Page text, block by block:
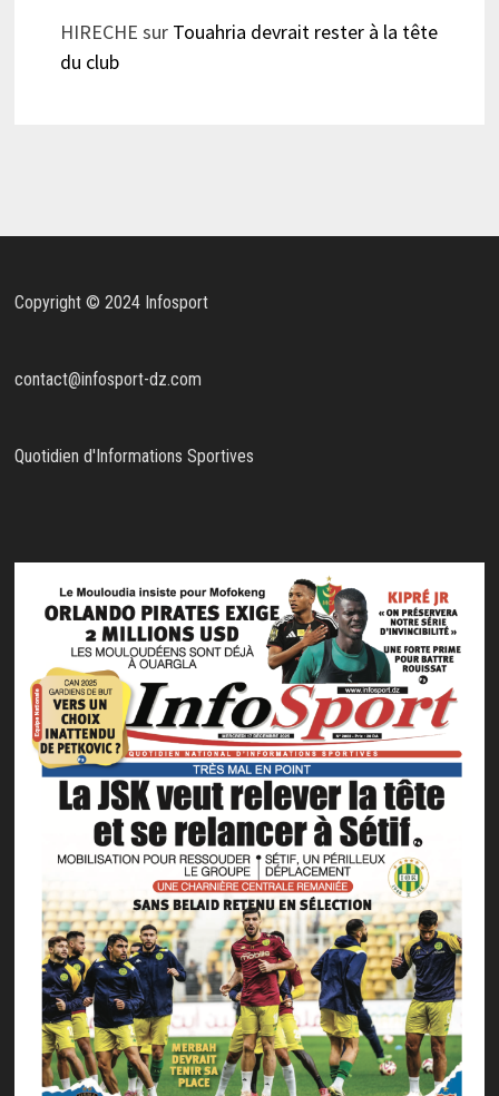
HIRECHE sur Touahria devrait rester à la tête
du club
Copyright © 2024 Infosport
contact@infosport-dz.com
Quotidien d'Informations Sportives